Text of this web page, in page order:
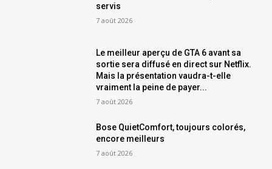
servis
7 août 2026
Le meilleur aperçu de GTA 6 avant sa
sortie sera diffusé en direct sur Netflix.
Mais la présentation vaudra-t-elle
vraiment la peine de payer...
7 août 2026
Bose QuietComfort, toujours colorés,
encore meilleurs
7 août 2026